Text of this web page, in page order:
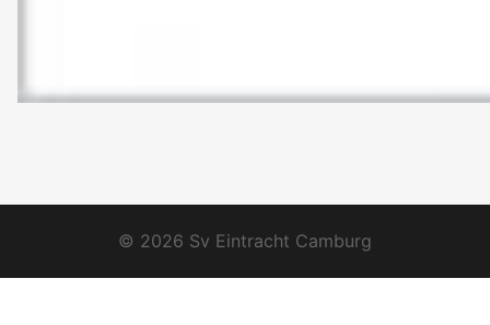
© 2026 Sv Eintracht Camburg